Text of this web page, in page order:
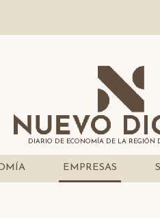
DIARIO DE ECONOMÍA DE LA REGIÓN
EMPRESAS